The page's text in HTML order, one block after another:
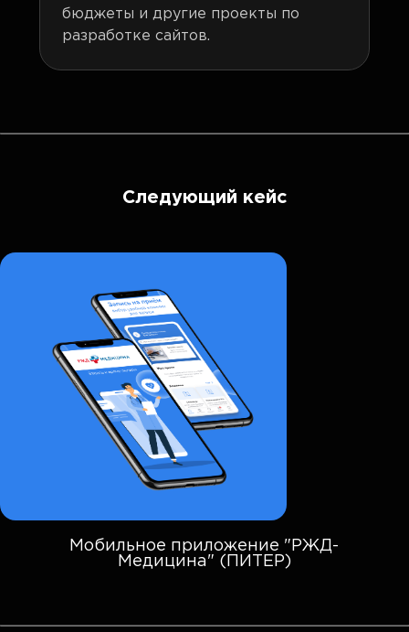
бюджеты и другие проекты по
разработке сайтов.
Следующий кейс
Мобильное приложение "РЖД-
Медицина" (ПИТЕР)